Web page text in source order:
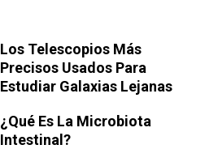
Los Telescopios Más
Precisos Usados Para
Estudiar Galaxias Lejanas
¿Qué Es La Microbiota
Intestinal?